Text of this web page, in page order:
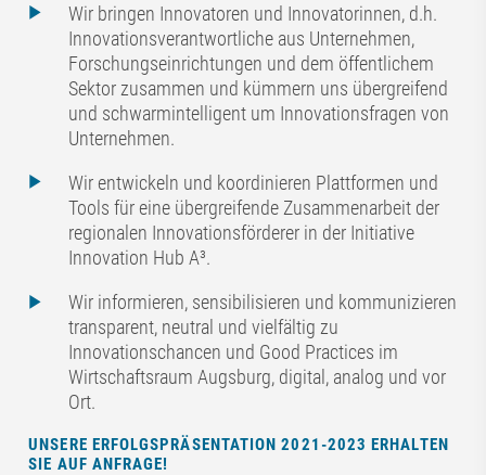
Wir bringen Innovatoren und Innovatorinnen, d.h.
Innovationsverantwortliche aus Unternehmen,
Forschungseinrichtungen und dem öffentlichem
Sektor zusammen und kümmern uns übergreifend
und schwarmintelligent um Innovationsfragen von
Unternehmen.
Wir entwickeln und koordinieren Plattformen und
Tools für eine übergreifende Zusammenarbeit der
regionalen Innovationsförderer in der Initiative
Innovation Hub A³.
Wir informieren, sensibilisieren und kommunizieren
transparent, neutral und vielfältig zu
Innovationschancen und Good Practices im
Wirtschaftsraum Augsburg, digital, analog und vor
Ort.
UNSERE ERFOLGSPRÄSENTATION 2021-2023 ERHALTEN
SIE AUF ANFRAGE!